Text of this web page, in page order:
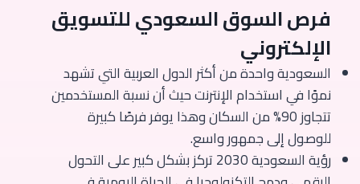
فرص السوق السعودي للتسويق
الإلكتروني
السعودية واحدة من أكثر الدول العربية التي تشهد
نموًا في استخدام الإنترنت حيث أن نسبة المستخدمين
تتجاوز 90% من السكان وهذا يوفر فرصًا كبيرة
للوصول إلى جمهور واسع.
رؤية السعودية 2030 تركز بشكل كبير على التحول